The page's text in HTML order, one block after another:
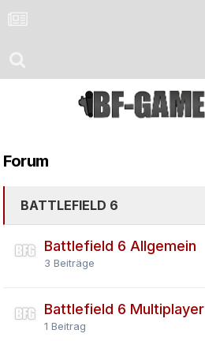
Forum
BATTLEFIELD 6
Battlefield 6 Allgemein
3 Beiträge
Battlefield 6 Multiplayer
1 Beitrag